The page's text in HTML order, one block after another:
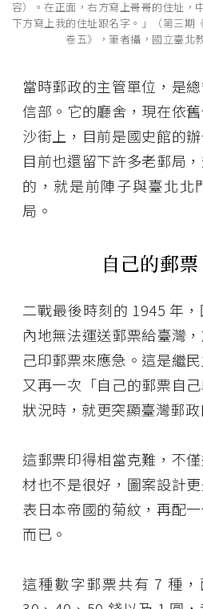
容）。在正面，右方寫上哥哥的住址，
下方寫上我的住址跟名字。」（第三期
卷五》，筆者攝，國立臺北
當時郵政的主管單位，是
信部。它的廳舍，現在依
沙街上，目前是國史館的
目前也還留下許多老郵局
的，就是前陣子與臺北北
局。
自己的郵
二戰最後時刻的 1945 年
內地無法運送郵票給臺灣
己印郵票來應急。這是繼
又再一次「自己的郵票自
狀況時，就更突顯臺灣郵政
這郵票印得相當克難，不
材也不是很好，圖案設計
表日本帝國的菊紋，再配
而已。
這種數字郵票共有 7 種